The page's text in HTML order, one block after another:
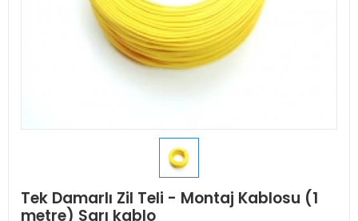
Tek Damarlı Zil Teli - Montaj Kablosu (1
metre) Sarı kablo